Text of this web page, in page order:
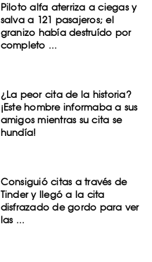
Piloto alfa aterriza a ciegas y
salva a 121 pasajeros; el
granizo había destruído por
completo ...
¿La peor cita de la historia?
¡Este hombre informaba a sus
amigos mientras su cita se
hundía!
Consiguió citas a través de
Tinder y llegó a la cita
disfrazado de gordo para ver
las ...